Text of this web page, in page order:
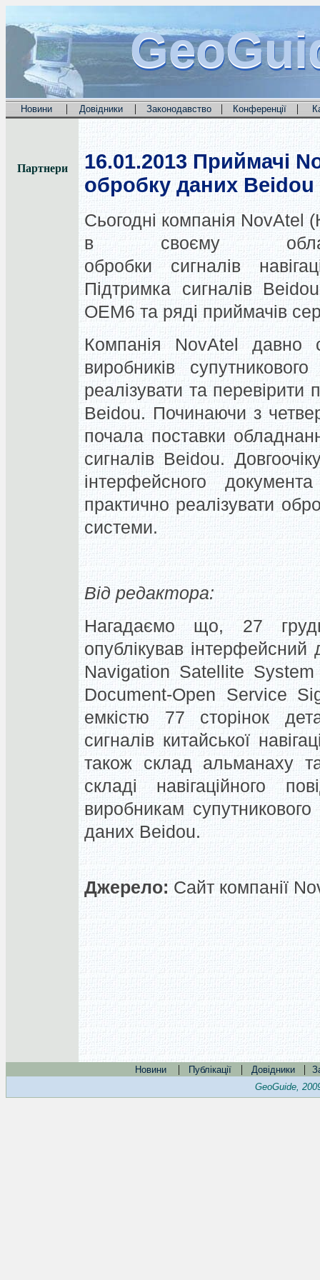
Новини | Довідники | Законодавство | Конференції |
Партнери 16.01.2013 Приймачі
обробку даних Beidou
Сьогодні компанія NovAtel
в своєму
обробки сигналів
Підтримка сигналів
OEM6 та ряді приймачів
Компанія NovAtel давно
виробників
реалізувати та
Beidou. Починаючи з
почала поставки
сигналів Beidou.
інтерфейсного
практично реалізувати
системи.
Від редактора:
Нагадаємо що, 27
опублікував
Navigation Satellite
Document-Open Service
емкістю 77 сторінок
сигналів китайської
також склад альманаху
складі навігаційного
виробникам
даних Beidou.
Джерело: Сайт компанії
Новини | Публікації | Довідники |
GeoGuide,